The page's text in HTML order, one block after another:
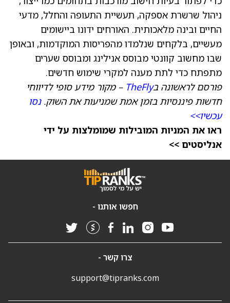
ניהול שרשרת אספקה, תעשיית התעופה והחלל, מדעי
החיים ובינה מלאכותית. האורחים ידונו ביישומים
מעשיים, בלקחים שנלמדו מהפריסות המוקדמות, ובאופן
שבו מחשוב קוונטי מבוסס אנילינג ומבוסס שערים
מתפתח כדי לתת מענה למקרי שימוש חדשים.
פורסם לראשונה בTheFly – מקור מידע סופי לדיווחי
חדשות פיננסיות בזמן אמת שמניעות את השוק.נסו
עכשיו>>
ראו את המניות המובילות שמומלצות על ידי
אנליסטים >>
חפשו אותנו -
צרו קשר -
support@tipranks.com